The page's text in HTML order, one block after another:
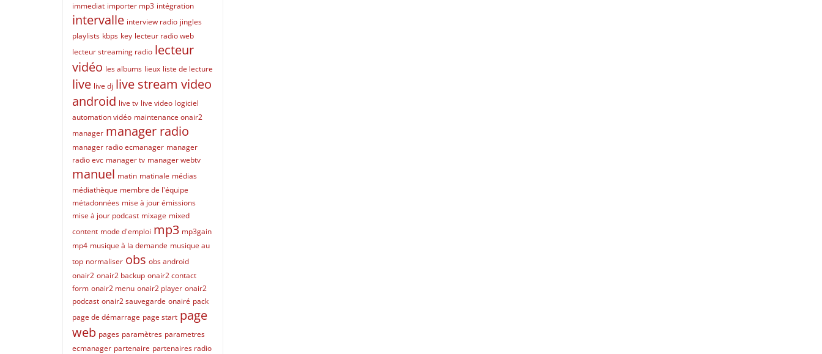
immediat importer mp3 intégration
intervalle interview radio jingles
playlists kbps key lecteur radio web
lecteur streaming radio lecteur
vidéo les albums lieux liste de lecture
live live dj live stream video
android live tv live video logiciel
automation vidéo maintenance onair2
manager manager radio
manager radio ecmanager manager
radio evc manager tv manager webtv
manuel matin matinale médias
médiathèque membre de l'équipe
métadonnées mise à jour émissions
mise à jour podcast mixage mixed
content mode d'emploi mp3 mp3gain
mp4 musique à la demande musique au
top normaliser obs obs android
onair2 onair2 backup onair2 contact
form onair2 menu onair2 player onair2
podcast onair2 sauvegarde onairé pack
page de démarrage page start page
web pages paramètres parametres
ecmanager partenaire partenaires radio